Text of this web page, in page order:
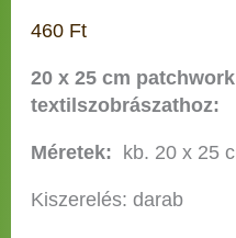
460 Ft
20 x 25 cm
textilszobrászathoz:
Méretek: kb. 20 x 25
Kiszerelés: darab